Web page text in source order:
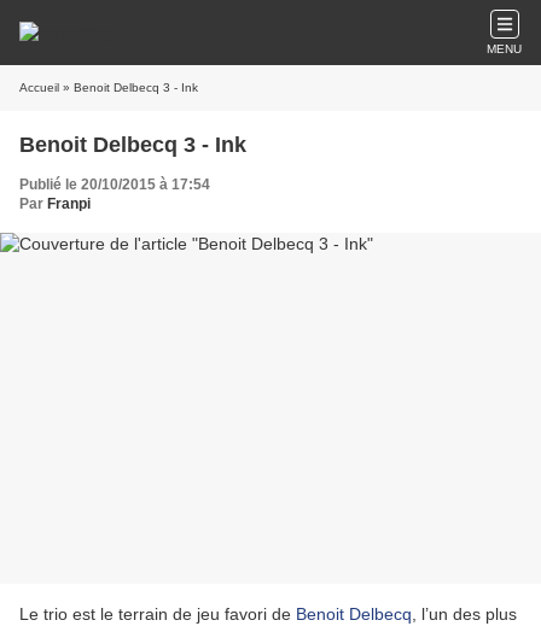
MENU
Accueil » Benoit Delbecq 3 - Ink
Benoit Delbecq 3 - Ink
Publié le 20/10/2015 à 17:54
Par Franpi
Le trio est le terrain de jeu favori de Benoit Delbecq , l’un des plus